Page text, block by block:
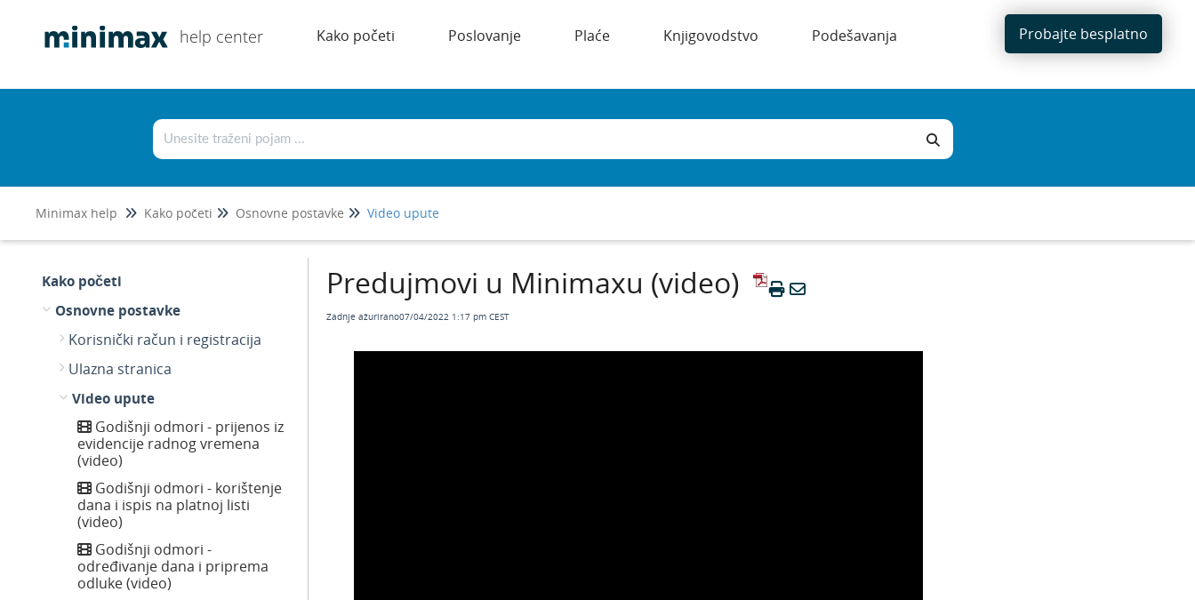
help center Kako početi Poslovanje Plaće Knjigovodstvo Podešavanja Probajte besplatno
Minimax help Kako početi Osnovne postavke Video upute
Kako početi
Osnovne postavke
Korisnički račun i registracija
Ulazna stranica
Video upute
Godišnji odmori - prijenos iz
evidencije radnog vremena
(video)
Godišnji odmori - korištenje
dana i ispis na platnoj listi
(video)
Godišnji odmori -
određivanje dana i priprema
odluke (video)
Predujmovi u Minimaxu (video)
Zadnje ažurirano07/04/2022 1:17 pm CEST